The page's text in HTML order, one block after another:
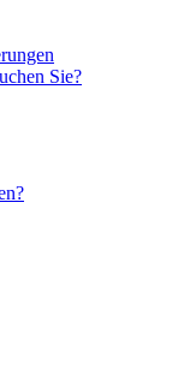
Sie?